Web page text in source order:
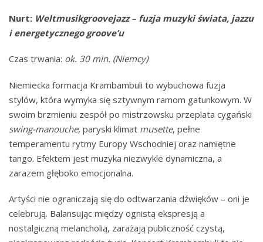
Nurt: Weltmusikgroovejazz – fuzja muzyki świata, jazzu
i energetycznego groove’u
Czas trwania: ok. 30 min. (Niemcy)
Niemiecka formacja Krambambuli to wybuchowa fuzja
stylów, która wymyka się sztywnym ramom gatunkowym. W
swoim brzmieniu zespół po mistrzowsku przeplata cygański
swing-manouche, paryski klimat musette, pełne
temperamentu rytmy Europy Wschodniej oraz namiętne
tango. Efektem jest muzyka niezwykle dynamiczna, a
zarazem głęboko emocjonalna.
Artyści nie ograniczają się do odtwarzania dźwięków – oni je
celebrują. Balansując między ognistą ekspresją a
nostalgiczną melancholią, zarażają publiczność czystą,